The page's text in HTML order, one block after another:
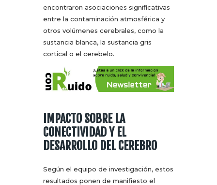
encontraron asociaciones significativas
entre la contaminación atmosférica y
otros volúmenes cerebrales, como la
sustancia blanca, la sustancia gris
cortical o el cerebelo.
IMPACTO SOBRE LA
CONECTIVIDAD Y EL
DESARROLLO DEL CEREBRO
Según el equipo de investigación, estos
resultados ponen de manifiesto el